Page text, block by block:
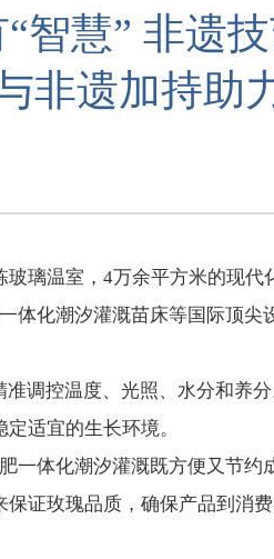
智慧” 非遗
遗加持助
璃温室，4万余平方米的现
体化潮汐灌溉苗床等国际顶
调控温度、光照、水分和养
适宜的生长环境。
一体化潮汐灌溉既方便又节约
证玫瑰品质，确保产品到消